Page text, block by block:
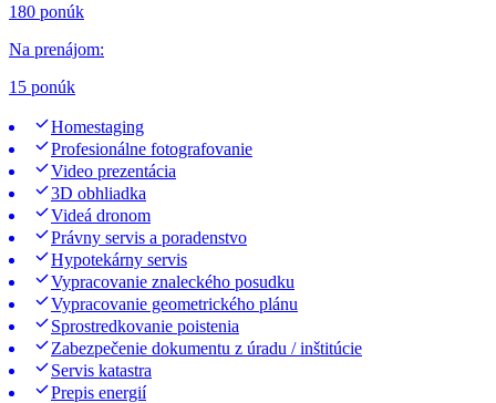
180 ponúk
Na prenájom:
15 ponúk
Homestaging
Profesionálne fotografovanie
Video prezentácia
3D obhliadka
Videá dronom
Právny servis a poradenstvo
Hypotekárny servis
Vypracovanie znaleckého posudku
Vypracovanie geometrického plánu
Sprostredkovanie poistenia
Zabezpečenie dokumentu z úradu / inštitúcie
Servis katastra
Prepis energií